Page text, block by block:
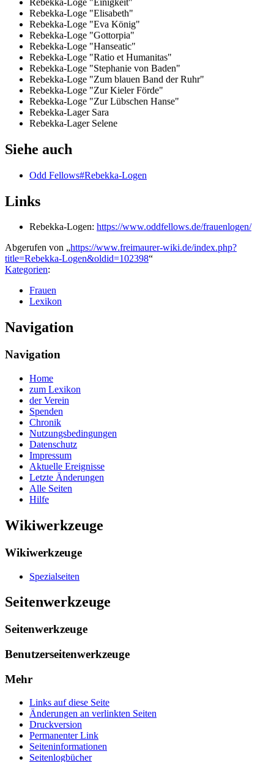
Rebekka-Loge "Elisabeth"
Rebekka-Loge "Eva König"
Rebekka-Loge "Gottorpia"
Rebekka-Loge "Hanseatic"
Rebekka-Loge "Ratio et Humanitas"
Rebekka-Loge "Stephanie von Baden"
Rebekka-Loge "Zum blauen Band der Ruhr"
Rebekka-Loge "Zur Kieler Förde"
Rebekka-Loge "Zur Lübschen Hanse"
Rebekka-Lager Sara
Rebekka-Lager Selene
Siehe auch
Odd Fellows#Rebekka-Logen
Links
Rebekka-Logen: https://www.oddfellows.de/frauenlogen/
Abgerufen von „https://www.freimaurer-wiki.de/index.php?
title=Rebekka-Logen&oldid=102398“
Kategorien:
Frauen
Lexikon
Navigation
Navigation
Home
zum Lexikon
der Verein
Spenden
Chronik
Nutzungsbedingungen
Datenschutz
Impressum
Aktuelle Ereignisse
Letzte Änderungen
Alle Seiten
Hilfe
Wikiwerkzeuge
Wikiwerkzeuge
Spezialseiten
Seitenwerkzeuge
Seitenwerkzeuge
Benutzerseitenwerkzeuge
Mehr
Links auf diese Seite
Änderungen an verlinkten Seiten
Druckversion
Permanenter Link
Seiten­­informationen
Seitenlogbücher